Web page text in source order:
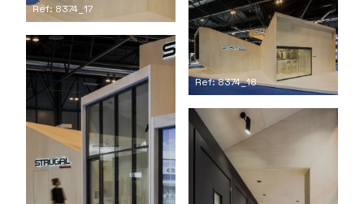
Ref: 8374_17
Ref: 8374_18